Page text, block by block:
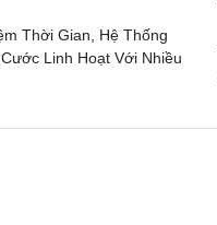
Thời Gian, Hệ Thống
Linh Hoạt Với Nhiều